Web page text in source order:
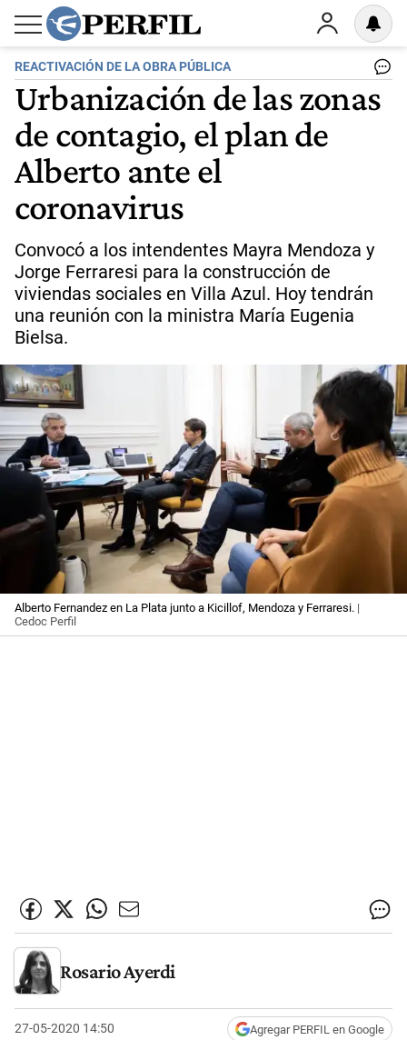
REACTIVACIÓN DE LA OBRA PÚBLICA
Urbanización de las zonas
de contagio, el plan de
Alberto ante el
coronavirus
Convocó a los intendentes Mayra Mendoza y
Jorge Ferraresi para la construcción de
viviendas sociales en Villa Azul. Hoy tendrán
una reunión con la ministra María Eugenia
Bielsa.
Alberto Fernandez en La Plata junto a Kicillof, Mendoza y Ferraresi. |
Cedoc Perfil
Rosario Ayerdi
27-05-2020 14:50 Agregar PERFIL en Google